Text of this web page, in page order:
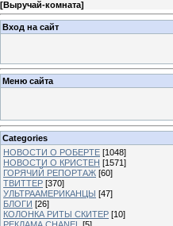
[Выручай-комната]
Вход на сайт
Меню сайта
Categories
НОВОСТИ О РОБЕРТЕ [1048]
НОВОСТИ О КРИСТЕН [1571]
ГОРЯЧИЙ РЕПОРТАЖ [60]
ТВИТТЕР [370]
УЛЬТРААМЕРИКАНЦЫ [47]
БЛОГИ [26]
КОЛОНКА РИТЫ СКИТЕР [10]